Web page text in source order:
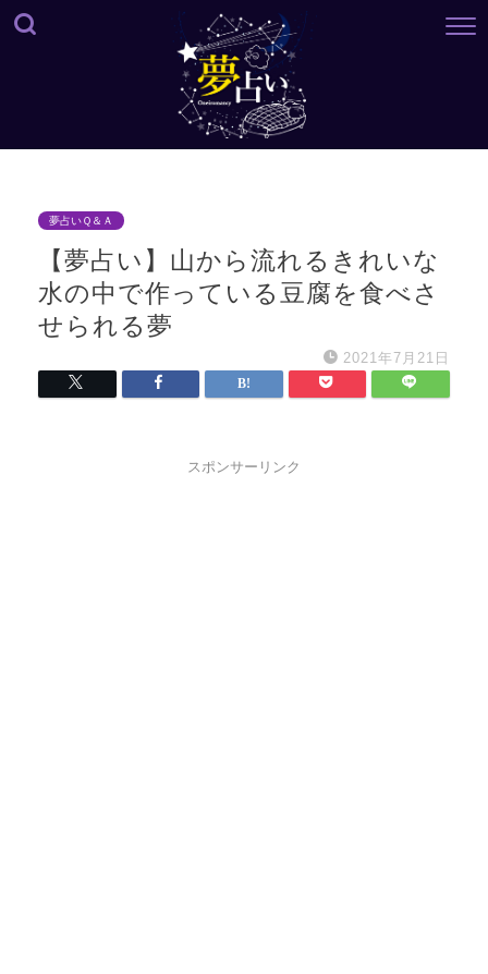
夢占いＱ＆Ａ
【夢占い】山から流れるきれいな
水の中で作っている豆腐を食べさ
せられる夢
2021年7月21日
スポンサーリンク